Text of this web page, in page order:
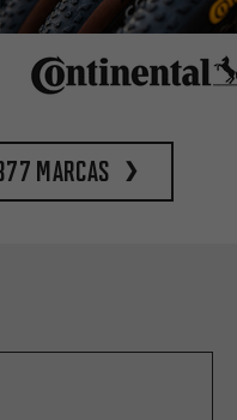
marcas